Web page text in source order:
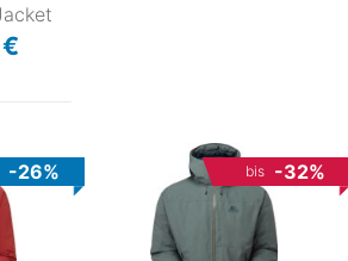
-26% bis -32%